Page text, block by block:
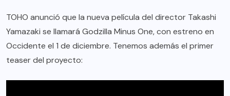
TOHO anunció que la nueva película del director Takashi
Yamazaki se llamará Godzilla Minus One, con estreno en
Occidente el 1 de diciembre. Tenemos además el primer
teaser del proyecto: